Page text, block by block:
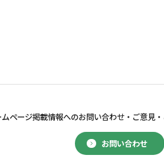
お問い合わせ
ページ掲載情報へのお問い合わせ・ ご意見